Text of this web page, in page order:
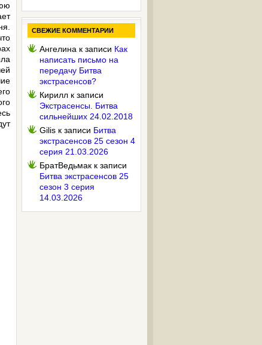
СВЕЖИЕ КОММЕНТАРИИ
Ангелина к записи Как
написать письмо на
передачу Битва
экстрасенсов?
Кирилл к записи
Экстрасенсы. Битва
сильнейших 24.02.2018
Gilis к записи Битва
экстрасенсов 25 сезон 4
серия 21.03.2026
БратВедьмак к записи
Битва экстрасенсов 25
сезон 3 серия
14.03.2026